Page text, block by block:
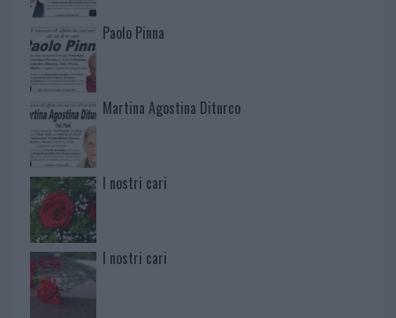
Paolo Pinna
Martina Agostina Diturco
I nostri cari
I nostri cari